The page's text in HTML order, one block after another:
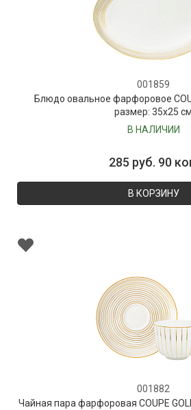
001859
Блюдо овальное фарфоровое
размер: 35х25 см
В НАЛИЧИИ
285 руб. 90
В КОРЗИНУ
001882
Чайная пара фарфоровая COUPE